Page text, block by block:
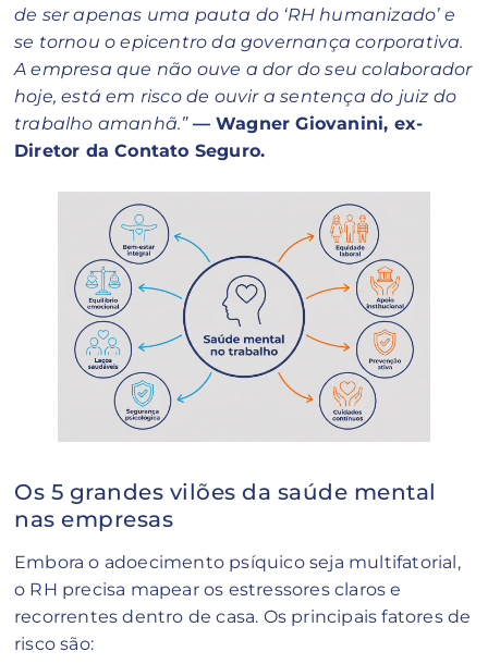
de ser apenas uma pauta do ‘RH humanizado’ e
se tornou o epicentro da governança corporativa.
A empresa que não ouve a dor do seu colaborador
hoje, está em risco de ouvir a sentença do juiz do
trabalho amanhã.” — Wagner Giovanini, ex-
Diretor da Contato Seguro.
Os 5 grandes vilões da saúde mental
nas empresas
Embora o adoecimento psíquico seja multifatorial,
o RH precisa mapear os estressores claros e
recorrentes dentro de casa. Os principais fatores de
risco são: